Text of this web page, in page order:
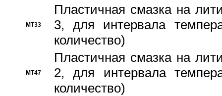
MT33
Пластичная смазка на
3, для интервала
количество)
MT47
Пластичная смазка на
2, для интервала
количество)